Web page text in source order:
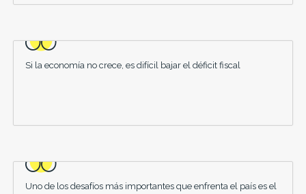
Si la economía no crece, es difícil bajar el déficit fiscal
Uno de los desafíos más importantes que enfrenta el país es el